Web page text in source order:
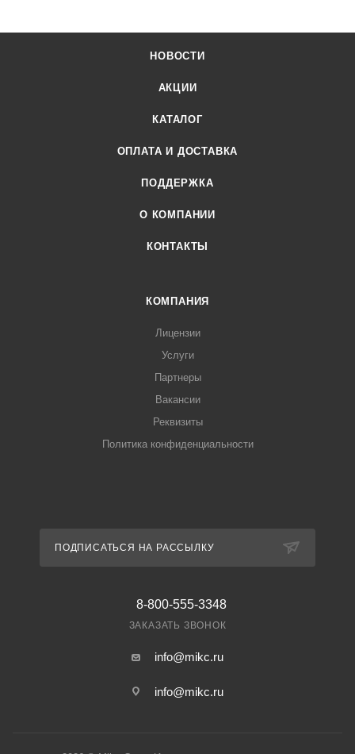
НОВОСТИ
АКЦИИ
КАТАЛОГ
ОПЛАТА И ДОСТАВКА
ПОДДЕРЖКА
О КОМПАНИИ
КОНТАКТЫ
КОМПАНИЯ
Лицензии
Услуги
Партнеры
Вакансии
Реквизиты
Политика конфиденциальности
ПОДПИСАТЬСЯ НА РАССЫЛКУ
8-800-555-3348
ЗАКАЗАТЬ ЗВОНОК
info@mikc.ru
info@mikc.ru